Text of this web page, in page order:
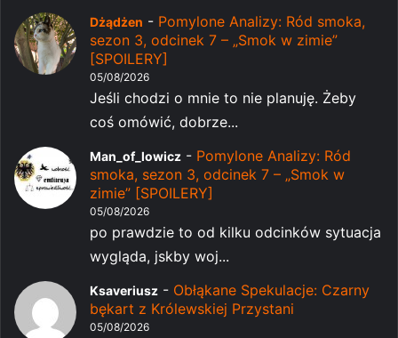
Dżądżen - Pomylone Analizy: Ród smoka,
sezon 3, odcinek 7 – „Smok w zimie”
[SPOILERY]
05/08/2026
Jeśli chodzi o mnie to nie planuję. Żeby
coś omówić, dobrze...
Man_of_lowicz - Pomylone Analizy: Ród
smoka, sezon 3, odcinek 7 – „Smok w
zimie” [SPOILERY]
05/08/2026
po prawdzie to od kilku odcinków sytuacja
wygląda, jskby woj...
Ksaveriusz - Obłąkane Spekulacje: Czarny
bękart z Królewskiej Przystani
05/08/2026